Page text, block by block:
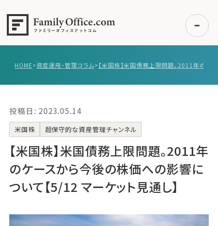
事例紹介
エキスパート一覧
無料講座
コラム
利用者の声
HOME>資産運用・管理コラム>
投稿日: 2023.05.14
米国株 超保守的な資産管理チャンネル
【米国株】米国債務上限問題。2011年
のケースから今後の株価への影響に
ついて【5/12 マーケット見通し】